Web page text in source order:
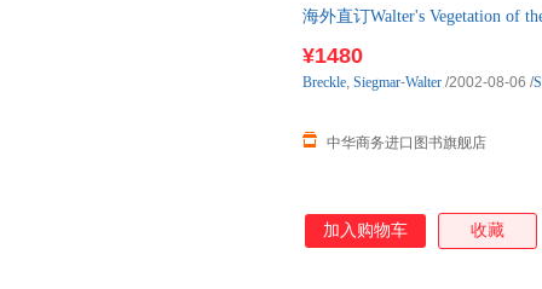
海外直订Walter's Vegetation of
¥1480
中华商务进口图书旗舰店
Breckle, Siegmar-Walter /2002-08-06 /
加入购物车 收藏